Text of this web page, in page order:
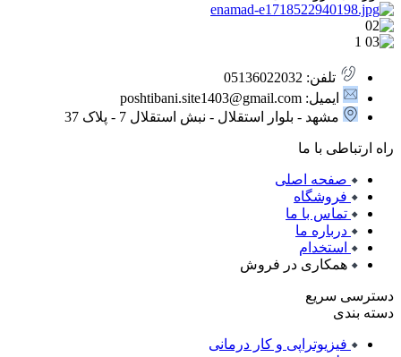
تلفن: 05136022032
ایمیل: poshtibani.site1403@gmail.com
مشهد - بلوار استقلال - نبش استقلال 7 - پلاک 37
راه ارتباطی با ما
صفحه اصلی
فروشگاه
تماس با ما
درباره ما
استخدام
همکاری در فروش
دسترسی سریع
دسته بندی
فیزیوتراپی و کار درمانی